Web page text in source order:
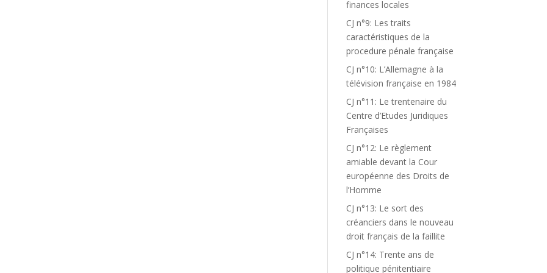
finances locales
CJ n°9: Les traits
caractéristiques de la
procedure pénale française
CJ n°10: L’Allemagne à la
télévision française en 1984
CJ n°11: Le trentenaire du
Centre d’Etudes Juridiques
Françaises
CJ n°12: Le règlement
amiable devant la Cour
européenne des Droits de
l’Homme
CJ n°13: Le sort des
créanciers dans le nouveau
droit français de la faillite
CJ n°14: Trente ans de
politique pénitentiaire